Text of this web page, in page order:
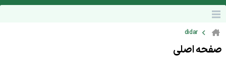
didar
صفحه اصلی